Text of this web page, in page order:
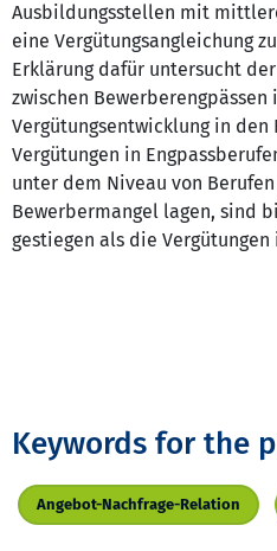
Ausbildungsstellen mit
eine Vergütungsangleichung
Erklärung dafür untersucht
zwischen Bewerberengpässen
Vergütungsentwicklung in den
Vergütungen in
unter dem Niveau von
Bewerbermangel lagen, sind
gestiegen als die
Keywords for the
Angebot-Nachfrage-Relation